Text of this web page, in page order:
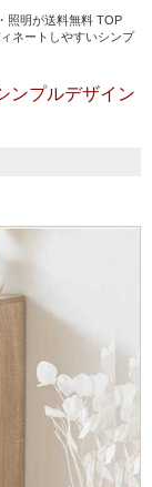
照明が送料無料 TOP
ネートしやすいシンプ
ンプルデザイン